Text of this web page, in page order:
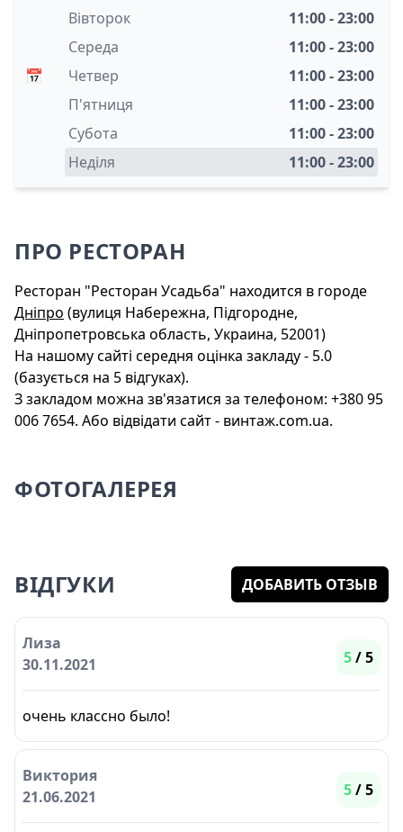
📅
Вівторок
11:00 - 23:00
Середа
11:00 - 23:00
Четвер
11:00 - 23:00
П'ятниця
11:00 - 23:00
Субота
11:00 - 23:00
Неділя
11:00 - 23:00
ПРО РЕСТОРАН
Ресторан "Ресторан Усадьба" находится в городе
Дніпро (вулиця Набережна, Підгородне,
Дніпропетровська область, Украина, 52001)
На нашому сайті середня оцінка закладу - 5.0
(базується на 5 відгуках).
З закладом можна зв'язатися за телефоном: +380 95
006 7654. Або відвідати сайт - винтаж.com.ua.
ФОТОГАЛЕРЕЯ
ВІДГУКИ ДОБАВИТЬ ОТЗЫВ
Лиза
30.11.2021
5/ 5
очень классно было!
Виктория
21.06.2021
5/ 5